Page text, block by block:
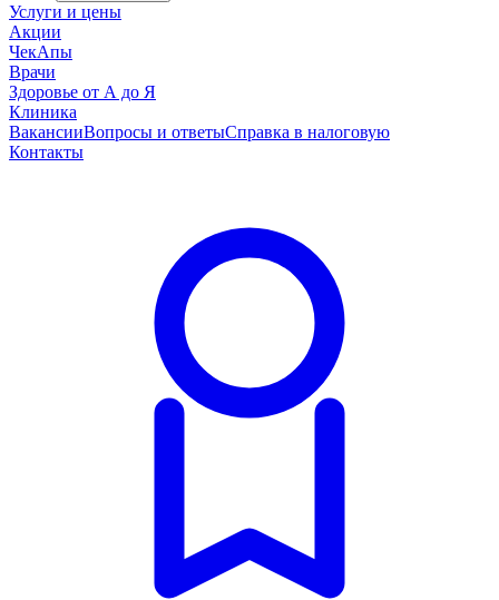
Услуги и цены
Акции
ЧекАпы
Врачи
Здоровье от А до Я
Клиника
ВакансииВопросы и ответыСправка в налоговую
Контакты